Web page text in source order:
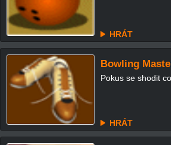
HRÁT
Bowling
Pokus se shodit
HRÁT